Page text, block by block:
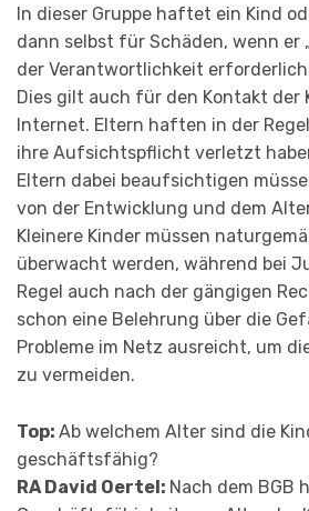
In dieser Gruppe haftet ein Kind
dann selbst für Schäden, wenn er
der Verantwortlichkeit
Dies gilt auch für den Kontakt der
Internet. Eltern haften in der
ihre Aufsichtspflicht verletzt
Eltern dabei beaufsichtigen
von der Entwicklung und dem
Kleinere Kinder müssen
überwacht werden, während bei
Regel auch nach der gängigen
schon eine Belehrung über die
Probleme im Netz ausreicht, um
zu vermeiden.
Top: Ab welchem Alter sind die
geschäftsfähig?
RA David Oertel: Nach dem BGB